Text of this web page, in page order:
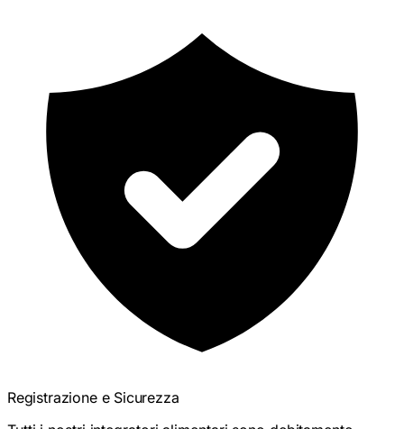
Registrazione e Sicurezza